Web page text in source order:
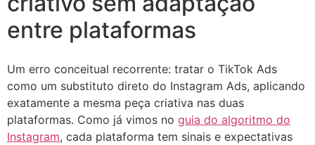
entre plataformas
Um erro conceitual recorrente: tratar o TikTok Ads
como um substituto direto do Instagram Ads, aplicando
exatamente a mesma peça criativa nas duas
plataformas. Como já vimos no guia do algoritmo do
Instagram, cada plataforma tem sinais e expectativas